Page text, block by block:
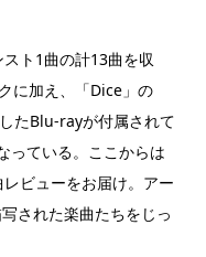
ト1曲の計13曲を収
に加え、「Dice」の
たBlu-rayが付属されて
っている。ここからは
ビューをお届け。アー
された楽曲たちをじっ